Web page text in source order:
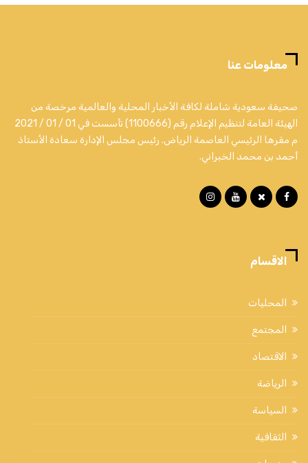
معلومات عنا
صحيفة سعودية شاملة لكافة الأخبار المحلية والعالمية مرخصة من
الهيئة العامة لتنظيم الإعلام رقم (1100666) تأسست في 01 / 01 / 2021
م مقرها الرئيسي العاصمة الرياض. رئيس مجلس الإدارة سعادة الأستاذ
أحمد بن محمد الخبراني.
الاقسام
المحليات
المجتمع
الاقتصاد
الرياضة
السياسة
الثقافية